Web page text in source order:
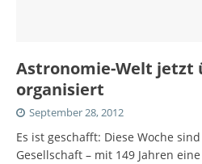
Astronomie-Welt jetzt
organisiert
September 28, 2012
Es ist geschafft: Diese Woche
Gesellschaft – mit 149 Jahren